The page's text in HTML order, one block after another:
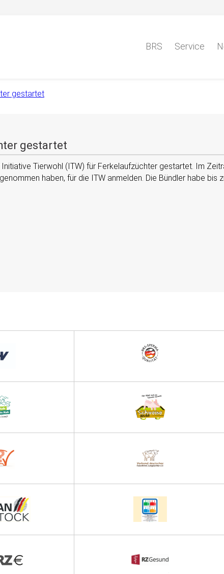
BRS Service
gestartet
gestartet
Tierwohl (ITW) für Ferkelaufzüchter gestartet. Im
haben, für die ITW anmelden. Die Bündler habe bis